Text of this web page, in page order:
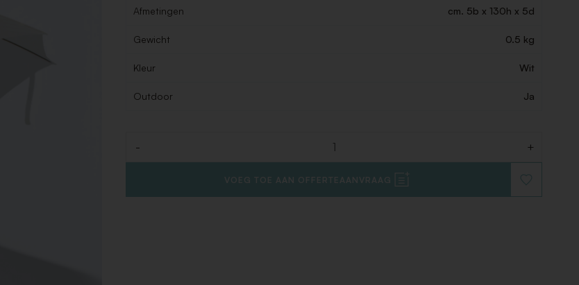
Afmetingen cm. 5b x 130h x 5d
Gewicht 0.5 kg
Kleur Wit
Outdoor Ja
- +
VOEG TOE AAN OFFERTEAANVRAAG
TOE